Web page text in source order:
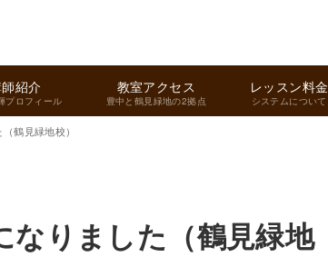
紹介
プロフィール
教室アクセス
豊中と鶴見緑地の2拠点
レッスン料金
システムについて
鶴見緑地校）
なりました（鶴見緑地